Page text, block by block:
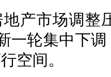
市场调整
一轮集中下
空间。